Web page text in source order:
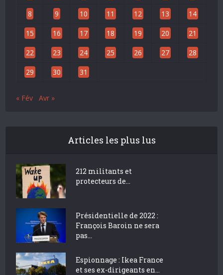
8 9 10 11 12 13 14
15 16 17 18 19 20 21
22 23 24 25 26 27 28
29 30 31
« Fév Avr »
Articles les plus lus
212 militants et
protecteurs de...
Présidentielle de 2022 :
François Baroin ne sera
pas...
Espionnage : Ikea France
et ses ex-dirigeants en...